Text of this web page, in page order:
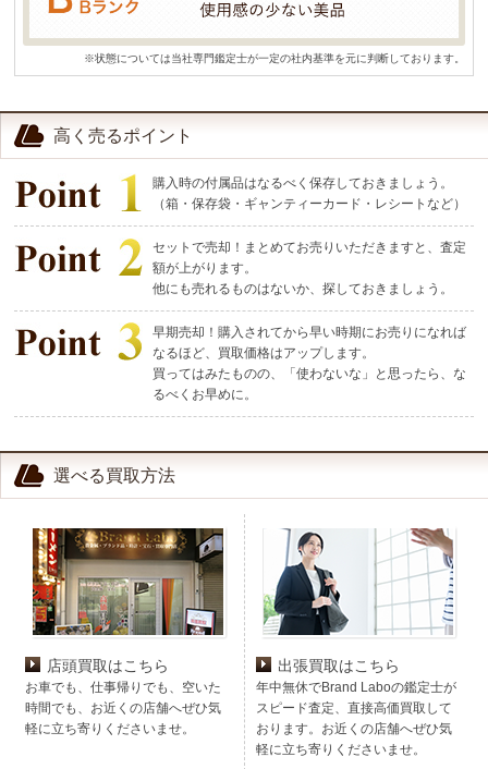
※状態については当社専門鑑定士が一定の社内基準を元に判断しております。
高く売るポイント
購入時の付属品はなるべく保存しておきましょう。
（箱・保存袋・ギャンティーカード・レシートなど）
セットで売却！まとめてお売りいただきますと、査定
額が上がります。
他にも売れるものはないか、探しておきましょう。
早期売却！購入されてから早い時期にお売りになれば
なるほど、買取価格はアップします。
買ってはみたものの、「使わないな」と思ったら、な
るべくお早めに。
選べる買取方法
店頭買取はこちら
お車でも、仕事帰りでも、空いた
時間でも、お近くの店舗へぜひ気
軽に立ち寄りくださいませ。
出張買取はこちら
年中無休でBrand Laboの鑑定士が
スピード査定、直接高価買取して
おります。お近くの店舗へぜひ気
軽に立ち寄りくださいませ。